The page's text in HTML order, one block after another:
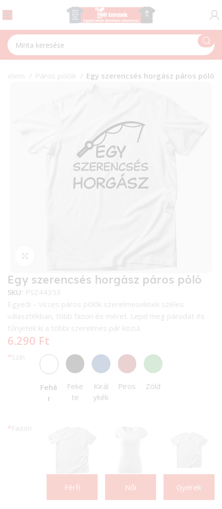
Páros pólók Egy szerencsés horgász páros póló
Egy szerencsés horgász páros póló
SKU: PSZ44353
Egyedi – vicces páros pólók szerelmeseknek széles
választékban, több fazon és méret. Lepd meg párodat és
tűnjetek ki a többi szerelmes pár közül.
6.290 Ft
*Szín
Fehé
r
Feke
te
Királ
ykék
Piros Zöld
*Fazon
Férfi Női Gyerek